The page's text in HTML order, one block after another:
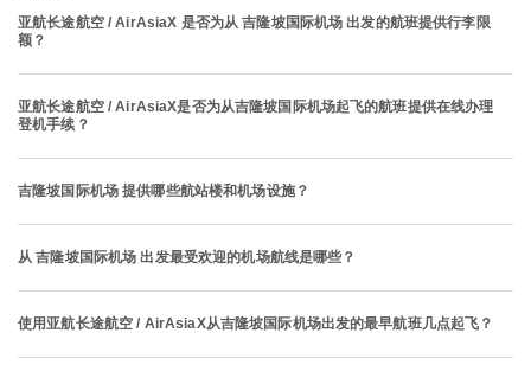
亚航长途航空 / AirAsiaX 是否为从 吉隆坡国际机场 出发的航班提供行李限
额？
亚航长途航空 / AirAsiaX是否为从吉隆坡国际机场起飞的航班提供在线办理
登机手续？
吉隆坡国际机场 提供哪些航站楼和机场设施？
从 吉隆坡国际机场 出发最受欢迎的机场航线是哪些？
使用亚航长途航空 / AirAsiaX从吉隆坡国际机场出发的最早航班几点起飞？